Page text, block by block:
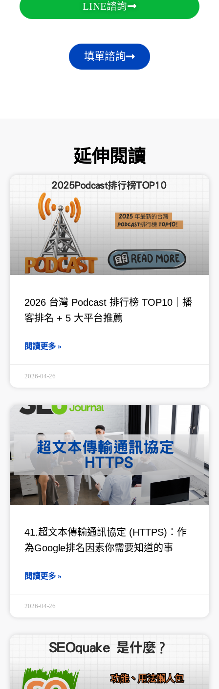
LINE諮詢
填單諮詢
延伸閱讀
2026 台灣 Podcast 排行榜 TOP10｜播
客排名 + 5 大平台推薦
閱讀更多 »
2026-04-26
41.超文本傳輸通訊協定 (HTTPS)：作
為Google排名因素你需要知道的事
閱讀更多 »
2026-04-26
頁 頁 頁 頁 頁